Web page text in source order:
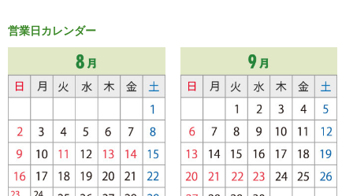
営業日カレンダー